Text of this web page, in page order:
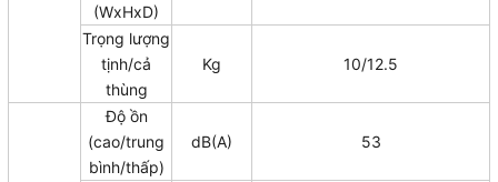
(WxHxD)
Trọng lượng
tịnh/cả
thùng
Kg 10/12.5
Độ ồn
(cao/trung
bình/thấp)
dB(A) 53